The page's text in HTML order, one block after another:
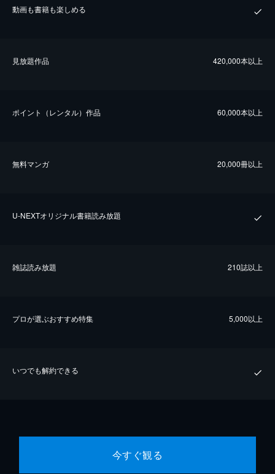
動画も書籍も楽しめる
⾒放題作品 420,000本以上
ポイント（レンタル）作品 60,000本以上
無料マンガ 20,000冊以上
U-NEXTオリジナル書籍読み放題
雑誌読み放題 210誌以上
プロが選ぶおすすめ特集 5,000以上
いつでも解約できる
今すぐ観る